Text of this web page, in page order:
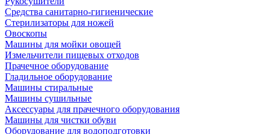
Средства санитарно-гигиенические
Стерилизаторы для ножей
Овоскопы
Машины для мойки овощей
Измельчители пищевых отходов
Прачечное оборудование
Гладильное оборудование
Машины стиральные
Машины сушильные
Аксессуары для прачечного оборудования
Машины для чистки обуви
Оборудование для водоподготовки